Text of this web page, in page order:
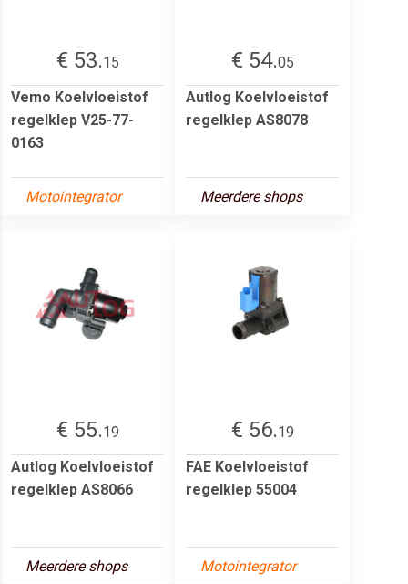
€ 53.15
Vemo Koelvloeistof
regelklep V25-77-
0163
Motointegrator
€ 54.05
Autlog Koelvloeistof
regelklep AS8078
Meerdere shops
€ 55.19
Autlog Koelvloeistof
regelklep AS8066
Meerdere shops
€ 56.19
FAE Koelvloeistof
regelklep 55004
Motointegrator